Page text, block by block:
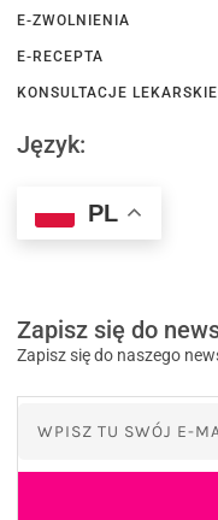
E-ZWOLNIENIA
E-RECEPTA
KONSULTACJE LEKARSKIE
Język:
PL
Zapisz się do
Zapisz się do naszego